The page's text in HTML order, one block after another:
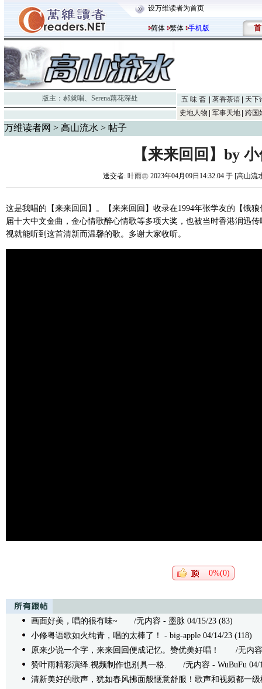
设万维读者为首页
简体 繁体 手机版 首
版主： 郝就唱、 Serena藕花深处 五 味 斋 茗香茶语
天下
史地人物
军事天地 跨国
万维读者网 > 高山流水 > 帖子
【来来回回】by
送交者: 叶雨㊣2023年04月09日14:32:04 于 [高山流
这是我唱的【来来回回】。【来来回回】收录在1994年张学友的【饿
届十大中文金曲，金心情歌醉心情歌等多项大奖，也被当时香港润迅
视就能听到这首清新而温馨的歌。多谢大家收听。
0%(0)
画面好美，唱的很有味~ /无内容 - 墨脉 04/15/23 (83)
小修粤语歌如火纯青，唱的太棒了！
- big-apple 04/14/23 (118)
原来少说一个字，来来回回便成记忆。赞优美好唱！
/无内容 -
赞叶雨精彩演绎.视频制作也别具一格. /无内容 - WuBuFu 04/
清新美好的歌声，犹如春风拂面般惬意舒服！歌声和视频都一级